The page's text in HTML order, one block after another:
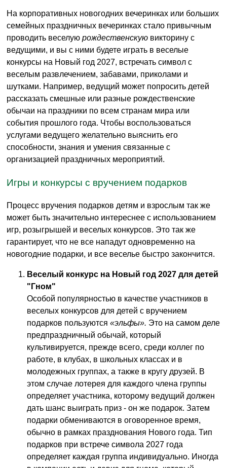
На корпоративных новогодних вечеринках или больших
семейных праздничных вечеринках стало привычным
проводить веселую рождественскую викторину с
ведущими, и вы с ними будете играть в веселые
конкурсы на Новый год 2027, встречать символ с
веселым развлечением, забавами, приколами и
шутками. Например, ведущий может попросить детей
рассказать смешные или разные рождественские
обычаи на праздники по всем странам мира или
события прошлого года. Чтобы воспользоваться
услугами ведущего желательно выяснить его
способности, знания и умения связанные с
организацией праздничных мероприятий.
Игры и конкурсы с вручением подарков
Процесс вручения подарков детям и взрослым так же
может быть значительно интереснее с использованием
игр, розыгрышей и веселых конкурсов. Это так же
гарантирует, что не все нападут одновременно на
новогодние подарки, и все веселье быстро закончится.
Веселый конкурс на Новый год 2027 для детей
"Гном"
Особой популярностью в качестве участников в
веселых конкурсов для детей с вручением
подарков пользуются «эльфы». Это на самом деле
предпраздничный обычай, который
культивируется, прежде всего, среди коллег по
работе, в клубах, в школьных классах и в
молодежных группах, а также в кругу друзей. В
этом случае лотерея для каждого члена группы
определяет участника, которому ведущий должен
дать шанс выиграть приз - он же подарок. Затем
подарки обмениваются в оговоренное время,
обычно в рамках празднования Нового года. Тип
подарков при встрече символа 2027 года
определяет каждая группа индивидуально. Иногда